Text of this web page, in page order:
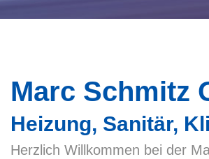
Marc Schmitz
Heizung, Sanitär,
Herzlich Willkommen bei der